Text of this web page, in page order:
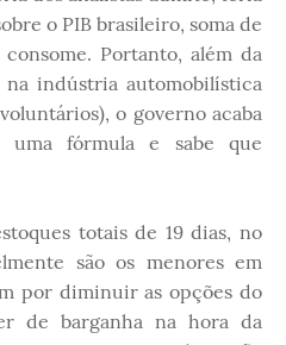
o PIB brasileiro, soma de
Portanto, além da
na indústria automobilística
o governo acaba
uma fórmula e sabe que
totais de 19 dias, no
são os menores em
por diminuir as opções do
de barganha na hora da